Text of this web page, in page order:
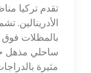
تقدم تركيا
الأدرينالين.
بالمظلات فوق
ساحلي مذهل